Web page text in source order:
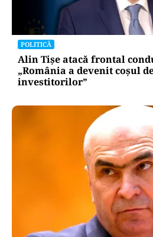
POLITICĂ
Alin Tișe atacă frontal
„România a devenit coșul
investitorilor”